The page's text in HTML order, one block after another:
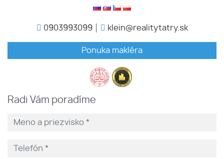
0903993099 klein@realitytatry.sk
Ponuka makléra
Radi Vám poradíme